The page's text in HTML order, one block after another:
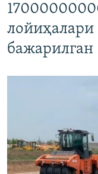
лойиҳалари
бажарилган